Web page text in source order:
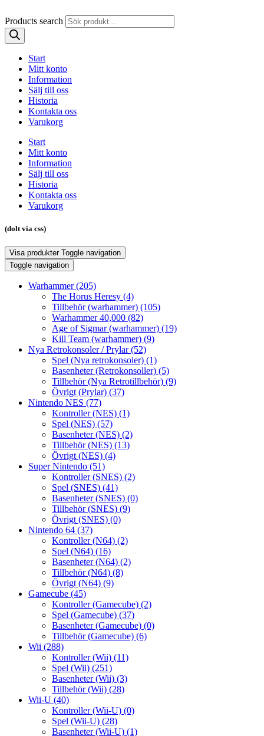
Products search
Start
Mitt konto
Information
Sälj till oss
Historia
Kontakta oss
Varukorg
Start
Mitt konto
Information
Sälj till oss
Historia
Kontakta oss
Varukorg
(dolt via css)
Visa produkter Toggle navigation
Toggle navigation
Warhammer(205)
The Horus Heresy (4)
Tillbehör (warhammer) (105)
Warhammer 40,000 (82)
Age of Sigmar (warhammer) (19)
Kill Team (warhammer) (9)
Nya Retrokonsoler / Prylar(52)
Spel (Nya retrokonsoler) (1)
Basenheter (Retrokonsoller) (5)
Tillbehör (Nya Retrotillbehör) (9)
Övrigt (Prylar) (37)
Nintendo NES (77)
Kontroller (NES) (1)
Spel (NES) (57)
Basenheter (NES) (2)
Tillbehör (NES) (13)
Övrigt (NES) (4)
Super Nintendo (51)
Kontroller (SNES) (2)
Spel (SNES) (41)
Basenheter (SNES) (0)
Tillbehör (SNES) (9)
Övrigt (SNES) (0)
Nintendo 64 (37)
Kontroller (N64) (2)
Spel (N64) (16)
Basenheter (N64) (2)
Tillbehör (N64) (8)
Övrigt (N64) (9)
Gamecube (45)
Kontroller (Gamecube) (2)
Spel (Gamecube) (37)
Basenheter (Gamecube) (0)
Tillbehör (Gamecube) (6)
Wii (288)
Kontroller (Wii) (11)
Spel (Wii) (251)
Basenheter (Wii) (3)
Tillbehör (Wii) (28)
Wii-U (40)
Kontroller (Wii-U) (0)
Spel (Wii-U) (28)
Basenheter (Wii-U) (1)